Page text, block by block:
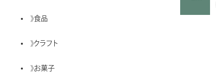
》食品
》クラフト
》お菓子